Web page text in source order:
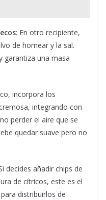
: En otro recipiente,
de hornear y la sal.
garantiza una masa
incorpora los
integrando con
perder el aire que se
quedar suave pero no
decides añadir chips de
de cítricos, este es el
distribuirlos de